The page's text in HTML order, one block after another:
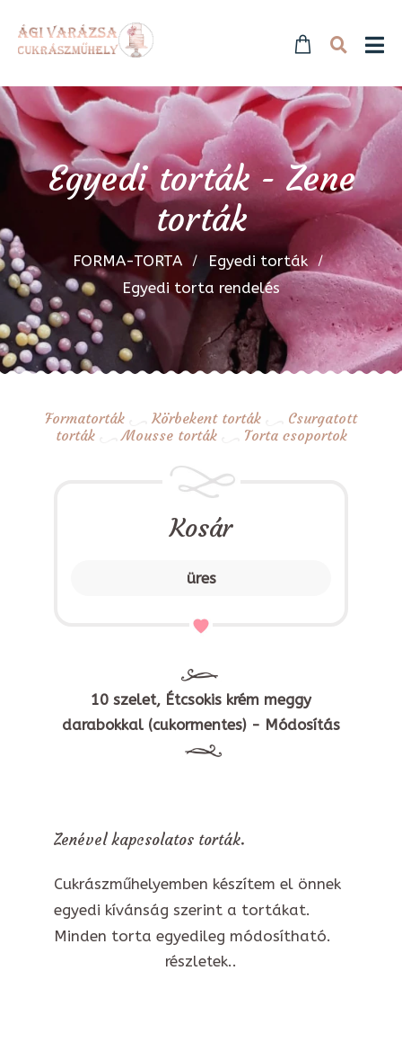
Egyedi torták - Zene
torták
FORMA-TORTA
Egyedi torták
Egyedi torta rendelés
Formatorták Körbekent torták
Csurgatott
torták
Mousse torták Torta csoportok
Kosár
üres
10 szelet, Étcsokis krém meggy
darabokkal (cukormentes) - Módosítás
Zenével kapcsolatos torták.
Cukrászműhelyemben készítem el önnek
egyedi kívánság szerint a tortákat.
Minden torta egyedileg módosítható.
részletek..